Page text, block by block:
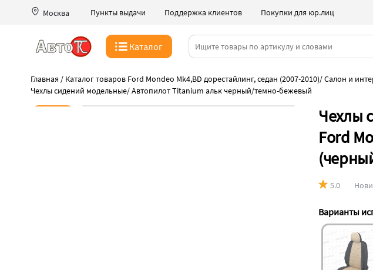
Москва Пункты выдачи Поддержка клиентов Покупки для юр.лиц
Каталог
Главная / Каталог товаров Ford Mondeo Mk4,BD дорестайлинг, седан (2007-2010)/Салон и
Чехлы сидений модельные/Автопилот Titanium альк черный/темно-бежевый
Чехлы
Ford
5.0
Варианты